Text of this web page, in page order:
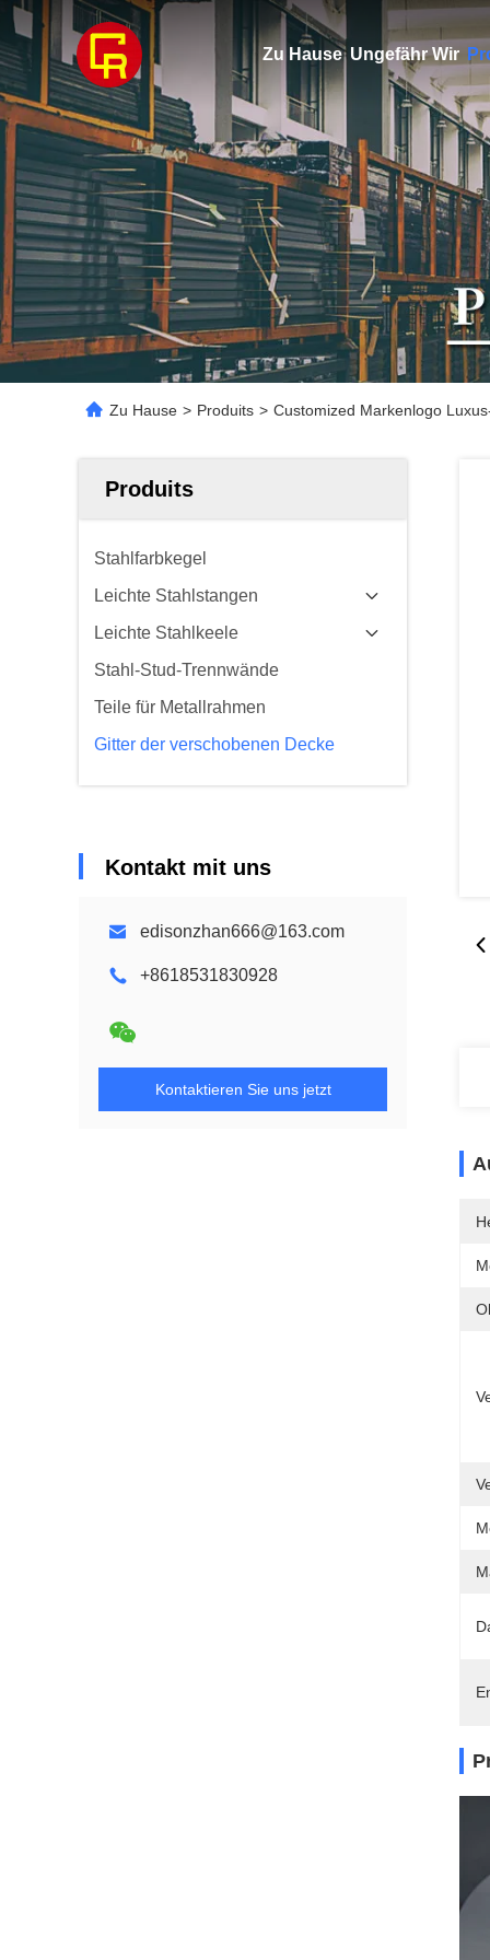
Zu Hause Ungefähr Wir
Zu Hause > Produits > Customized Markenlogo
Produits
Stahlfarbkegel
Leichte Stahlstangen
Leichte Stahlkeele
Stahl-Stud-Trennwände
Teile für Metallrahmen
Gitter der verschobenen Decke
Kontakt mit uns
edisonzhan666@163.com
+8618531830928
Kontaktieren Sie uns jetzt